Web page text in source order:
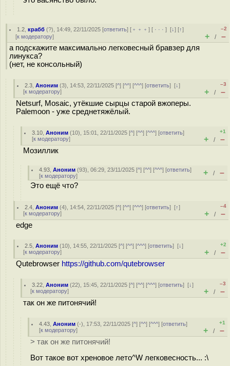
1.2 ,крабб (?), 14:49, 22/11/2025 [ответить] [ ﹢﹢﹢] [ · · ·][↓] [↑]
[к модератору]
–2
+ / –
а подскажите максимально легковесный бравзер для
линукса?
(нет, не консольный)
2.3 ,Аноним (3), 14:53, 22/11/2025 [^] [^^] [^^^] [ответить][↓]
[к модератору]
–3
+ / –
Netsurf, Mosaic, утёкшие сырцы старой вжоперы.
Palemoon - уже среднетяжёлый.
3.10 ,Аноним (10), 15:01, 22/11/2025 [^] [^^] [^^^] [ответить]
[к модератору]
+1
+ / –
Мозиллик
4.93 ,Аноним (93), 06:29, 23/11/2025 [^] [^^] [^^^] [ответить]
[к модератору] + / –
Это ещё что?
2.4 ,Аноним (4), 14:54, 22/11/2025 [^] [^^] [^^^] [ответить][↑]
[к модератору]
–4
+ / –
edge
2.5 ,Аноним (10), 14:55, 22/11/2025 [^] [^^] [^^^] [ответить][↓]
[к модератору]
+2
+ / –
Qutebrowser https://github.com/qutebrowser
3.22 ,Аноним (22), 15:45, 22/11/2025 [^] [^^] [^^^] [ответить][↓]
[к модератору]
–3
+ / –
так он же питонячий!
4.43 ,Аноним (-), 17:53, 22/11/2025 [^] [^^] [^^^] [ответить]
[к модератору]
+1
+ / –
> так он же питонячий!
Вот такое вот хреновое лето^W легковесность... :\